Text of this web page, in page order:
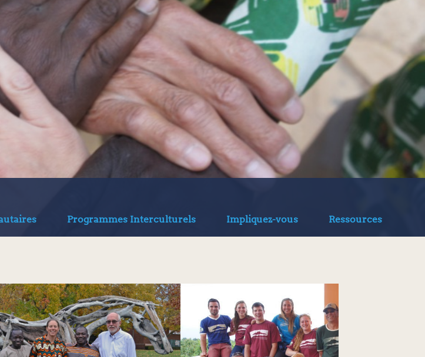
Programmes Interculturels Impliquez-vous Ressources